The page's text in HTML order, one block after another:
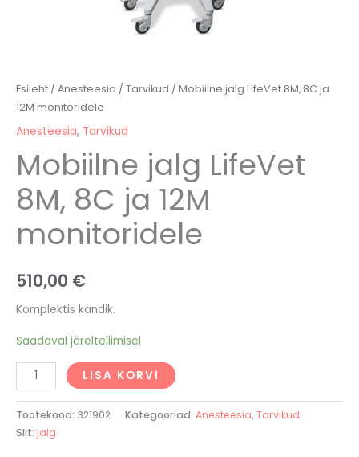
Esileht / Anesteesia / Tarvikud / Mobiilne jalg LifeVet 8M, 8C ja
12M monitoridele
Anesteesia, Tarvikud
Mobiilne jalg LifeVet
8M, 8C ja 12M
monitoridele
510,00 €
Komplektis kandik.
Saadaval järeltellimisel
LISA KORVI
Tootekood: 321902 Kategooriad: Anesteesia,Tarvikud
Silt: jalg